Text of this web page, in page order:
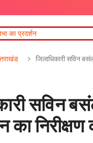
जिलाधिकारी सविन
सविन
का